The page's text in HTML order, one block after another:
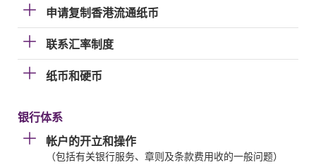
申请复制香港流通纸币
联系汇率制度
纸币和硬币
银行体系
帐户的开立和操作
（包括有关银行服务、章则及条款费用收的一般问题）